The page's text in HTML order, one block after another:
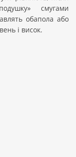
смугами
обапола або
і висок.